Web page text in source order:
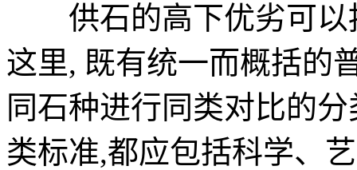
供石的高下优劣可以
这里, 既有统一而概括的
同石种进行同类对比的
类标准,都应包括科学、